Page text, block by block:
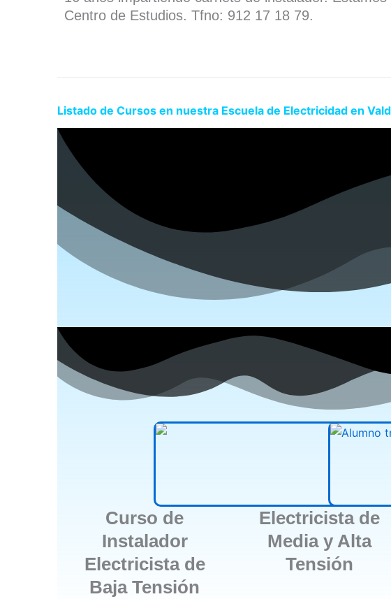
Centro de Estudios. Tfno: 912 17 18 79.
Listado de Cursos en nuestra Escuela de Electricidad en
Curso de
Instalador
Electricista de
Baja Tensión
Electricista de
Media y Alta
Tensión